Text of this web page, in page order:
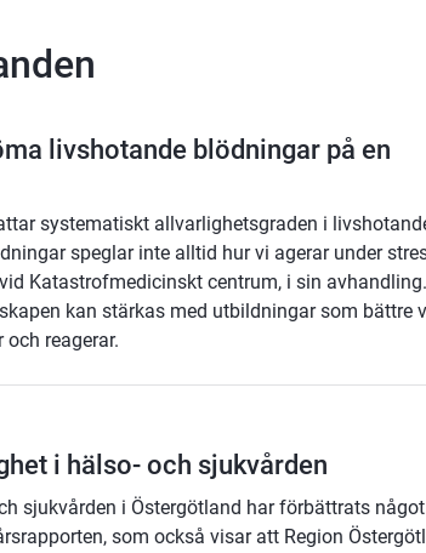
livshotande blödningar på en
systematiskt allvarlighetsgraden i
speglar inte alltid hur vi agerar under
Katastrofmedicinskt centrum, i sin
kan stärkas med utbildningar som bättre
reagerar.
i hälso- och sjukvården
sjukvården i Östergötland har förbättrats
som också visar att Region